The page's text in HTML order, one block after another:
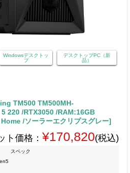
Windowsデスクトッ
プ
デスクトップPC（新
品）
TM500 TM500MH-
220 /RTX3050 /RAM:16GB
/ソーラーエクリプスグレー]
ト価格： ¥170,820(税込)
スペック